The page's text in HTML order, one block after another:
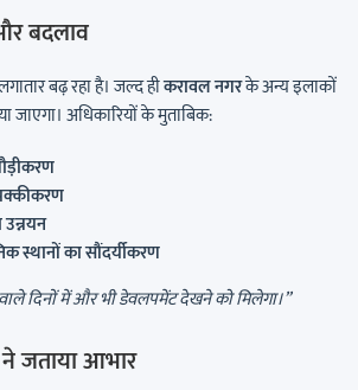
बदलाव
बढ़ रहा है। जल्द हीकरावल नगरके अन्य इलाकों
जाएगा। अधिकारियों के मुताबिक:
स्थानों का सौंदर्यीकरण
दिनों में और भी डेवलपमेंट देखने को मिलेगा।”
ने जताया आभार